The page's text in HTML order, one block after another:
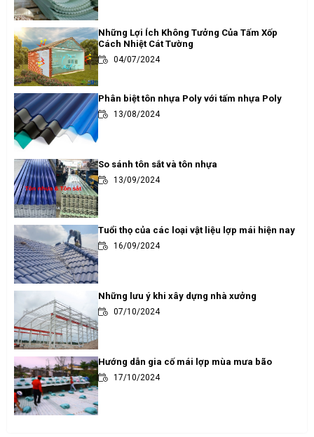
Những Lợi Ích Không Tưởng Của Tấm Xốp
Cách Nhiệt Cát Tường
04/07/2024
Phân biệt tôn nhựa Poly với tấm nhựa Poly
13/08/2024
So sánh tôn sắt và tôn nhựa
13/09/2024
Tuổi thọ của các loại vật liệu lợp mái hiện nay
16/09/2024
Những lưu ý khi xây dựng nhà xưởng
07/10/2024
Hướng dẫn gia cố mái lợp mùa mưa bão
17/10/2024